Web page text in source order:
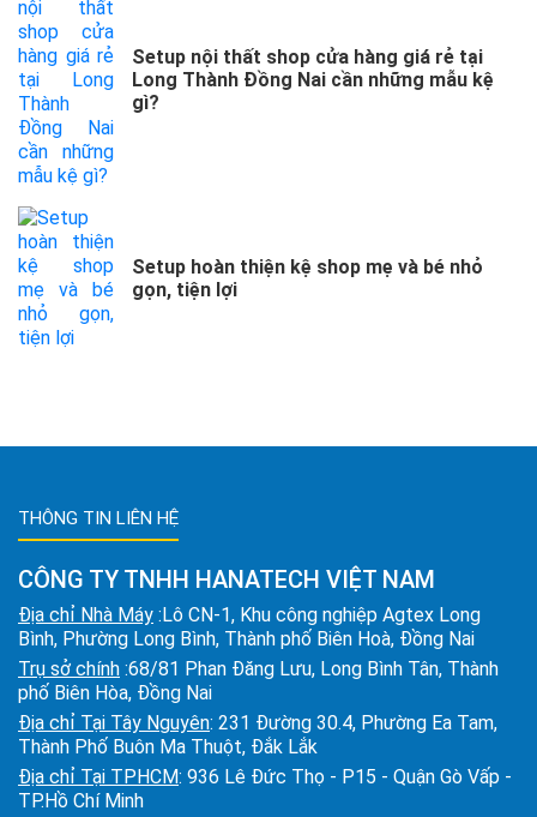
Setup nội thất shop cửa hàng giá rẻ tại
Long Thành Đồng Nai cần những mẫu kệ
gì?
Setup hoàn thiện kệ shop mẹ và bé nhỏ
gọn, tiện lợi
THÔNG TIN LIÊN HỆ
CÔNG TY TNHH HANATECH VIỆT NAM
Địa chỉ Nhà Máy :Lô CN-1, Khu công nghiệp Agtex Long
Bình, Phường Long Bình, Thành phố Biên Hoà, Đồng Nai
Trụ sở chính :68/81 Phan Đăng Lưu, Long Bình Tân, Thành
phố Biên Hòa, Đồng Nai
Địa chỉ Tại Tây Nguyên: 231 Đường 30.4, Phường Ea Tam,
Thành Phố Buôn Ma Thuột, Đắk Lắk
Địa chỉ Tại TPHCM: 936 Lê Đức Thọ - P15 - Quận Gò Vấp -
TP.Hồ Chí Minh